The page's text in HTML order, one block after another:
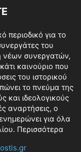
περιοδικό για το
του
νέων συνεργατών,
καινούριο που
του ιστορικού
το πνεύμα της
και ιδεολογικούς
αναρτήσεις, ο
για όλα
Περισσότερα